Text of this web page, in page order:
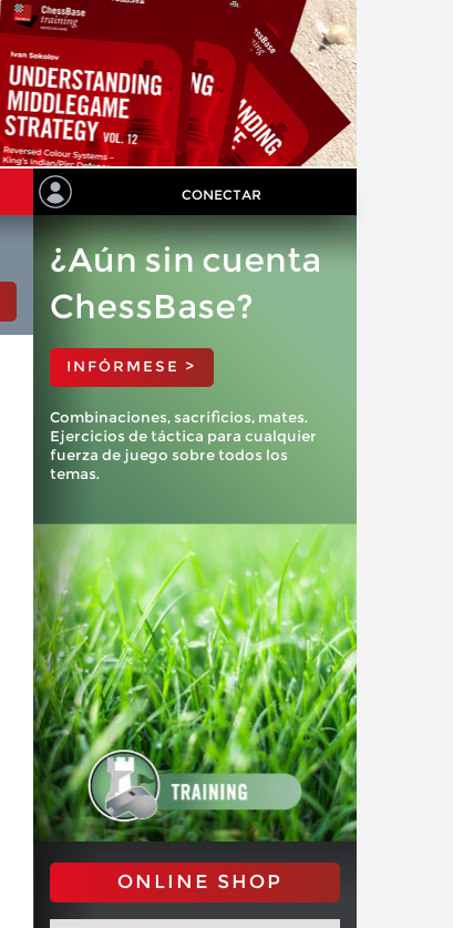
CONECTAR
¿Aún sin cuenta
ChessBase?
INFÓRMESE >
Combinaciones, sacrificios, mates.
Ejercicios de táctica para cualquier
fuerza de juego sobre todos los
temas.
ONLINE SHOP